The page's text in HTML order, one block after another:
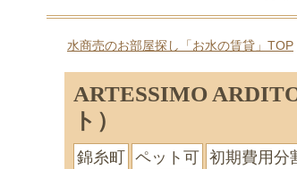
水商売のお部屋探し「お水の賃貸」TOP
ARTESSIMO
ト）
錦糸町 ペット可 初期費用分